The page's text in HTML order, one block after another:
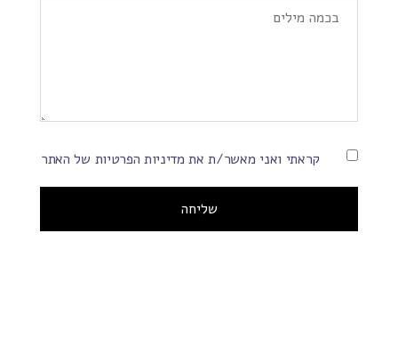
קראתי ואני מאשר/ת את מדיניות הפרטיות של האתר